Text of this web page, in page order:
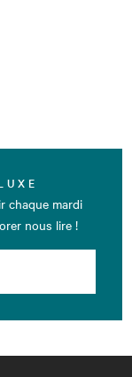
chaque mardi
nous lire !